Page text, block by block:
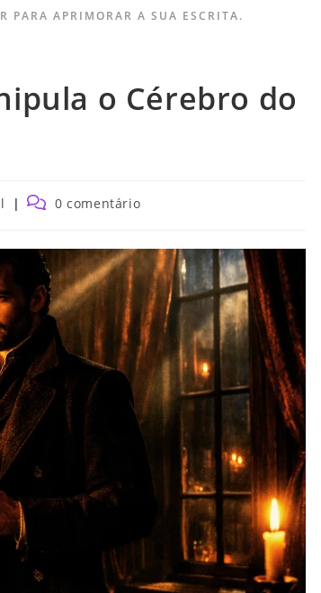
PARA APRIMORAR A SUA ESCRITA.
o Cérebro do
0 comentário